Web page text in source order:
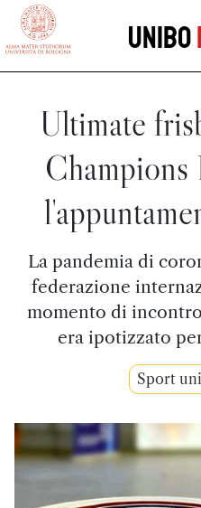
vai al contenuto della pagina
Unibo
Ultimate
Champions
La pandemia di
federazione
momento di
era ipotizzato
Sport